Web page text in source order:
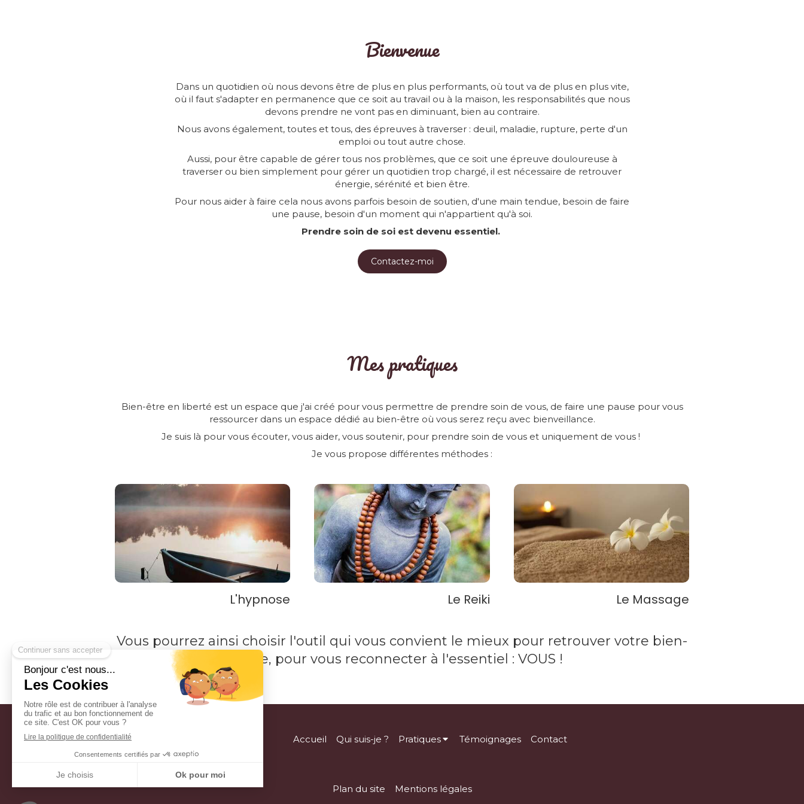
Bienvenue
Dans un quotidien où nous devons être de plus en plus performants, où tout va de plus en plus vite,
où il faut s'adapter en permanence que ce soit au travail ou à la maison, les responsabilités que nous
devons prendre ne vont pas en diminuant, bien au contraire.
Nous avons également, toutes et tous, des épreuves à traverser : deuil, maladie, rupture, perte d'un
emploi ou tout autre chose.
Aussi, pour être capable de gérer tous nos problèmes, que ce soit une épreuve douloureuse à
traverser ou bien simplement pour gérer un quotidien trop chargé, il est nécessaire de retrouver
énergie, sérénité et bien être.
Pour nous aider à faire cela nous avons parfois besoin de soutien, d'une main tendue, besoin de faire
une pause, besoin d'un moment qui n'appartient qu'à soi.
Prendre soin de soi est devenu essentiel.
Contactez-moi
Mes pratiques
Bien-être en liberté est un espace que j'ai créé pour vous permettre de prendre soin de vous, de faire une pause pour vous
ressourcer dans un espace dédié au bien-être où vous serez reçu avec bienveillance.
Je suis là pour vous écouter, vous aider, vous soutenir, pour prendre soin de vous et uniquement de vous !
Je vous propose différentes méthodes :
L'hypnose Le Reiki Le Massage
Vous pourrez ainsi choisir l'outil qui vous convient le mieux pour retrouver votre bien-
être, pour vous reconnecter à l'essentiel : VOUS !
Bien-être en Liberté Accueil Qui suis-je ? Pratiques Témoignages Contact
Plan du site Mentions légales